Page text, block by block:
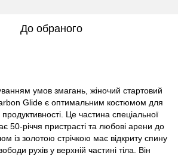
До обраного
умов змагань, жіночий стартовий
Glide є оптимальним костюмом для
продуктивності. Це частина спеціальної
50-річчя пристрасті та любові арени до
із золотою стрічкою має відкриту спину
рухів у верхній частині тіла. Він